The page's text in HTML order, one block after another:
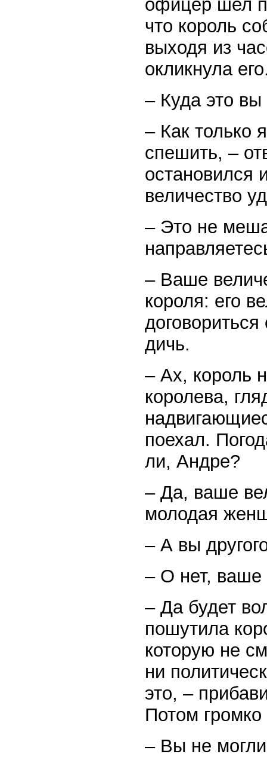
офицер шел
что король
выходя из
окликнула
– Куда это
– Как только
спешить, –
остановился
величество
– Это не
– Ваше
короля: его
дичь.
– Ах, король
королева,
поехал.
ли, Андре?
– Да, ваше
молодая
– А вы
– О нет, ваше
– Да будет
пошутила
которую не
ни
это, –
Потом
– Вы не могли